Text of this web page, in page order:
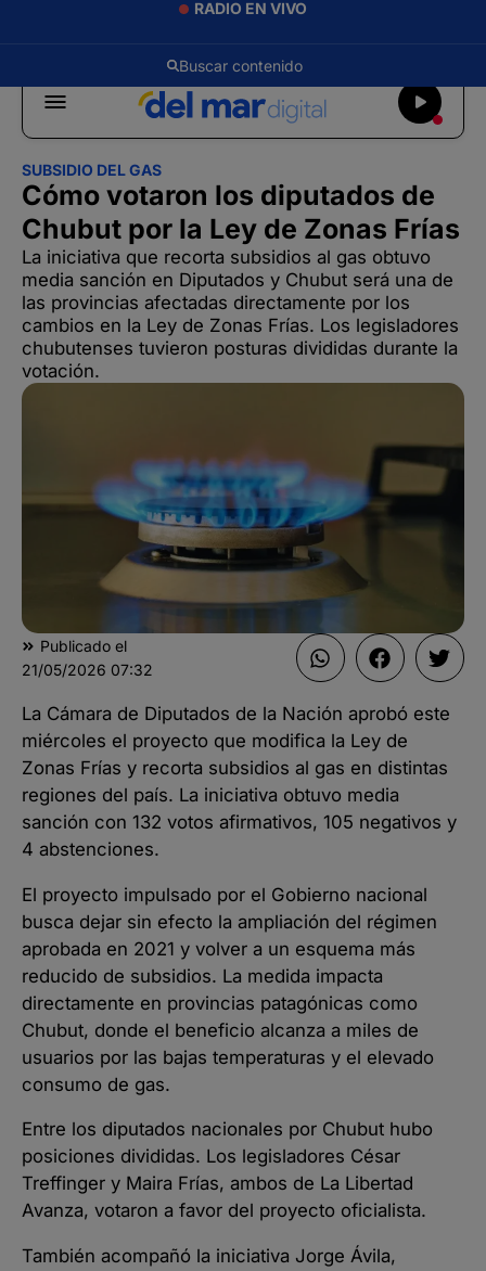
RADIO EN VIVO
SUBSIDIO DEL GAS
Cómo votaron los diputados de
Chubut por la Ley de Zonas Frías
La iniciativa que recorta subsidios al gas obtuvo
media sanción en Diputados y Chubut será una de
las provincias afectadas directamente por los
cambios en la Ley de Zonas Frías. Los legisladores
chubutenses tuvieron posturas divididas durante la
votación.
Publicado el
21/05/2026 07:32
La Cámara de Diputados de la Nación aprobó este
miércoles el proyecto que modifica la Ley de
Zonas Frías y recorta subsidios al gas en distintas
regiones del país. La iniciativa obtuvo media
sanción con 132 votos afirmativos, 105 negativos y
4 abstenciones.
El proyecto impulsado por el Gobierno nacional
busca dejar sin efecto la ampliación del régimen
aprobada en 2021 y volver a un esquema más
reducido de subsidios. La medida impacta
directamente en provincias patagónicas como
Chubut, donde el beneficio alcanza a miles de
usuarios por las bajas temperaturas y el elevado
consumo de gas.
Entre los diputados nacionales por Chubut hubo
posiciones divididas. Los legisladores César
Treffinger y Maira Frías, ambos de La Libertad
Avanza, votaron a favor del proyecto oficialista.
También acompañó la iniciativa Jorge Ávila,